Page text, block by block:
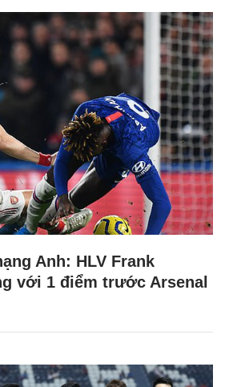
Anh: HLV Frank
với 1 điểm trước Arsenal